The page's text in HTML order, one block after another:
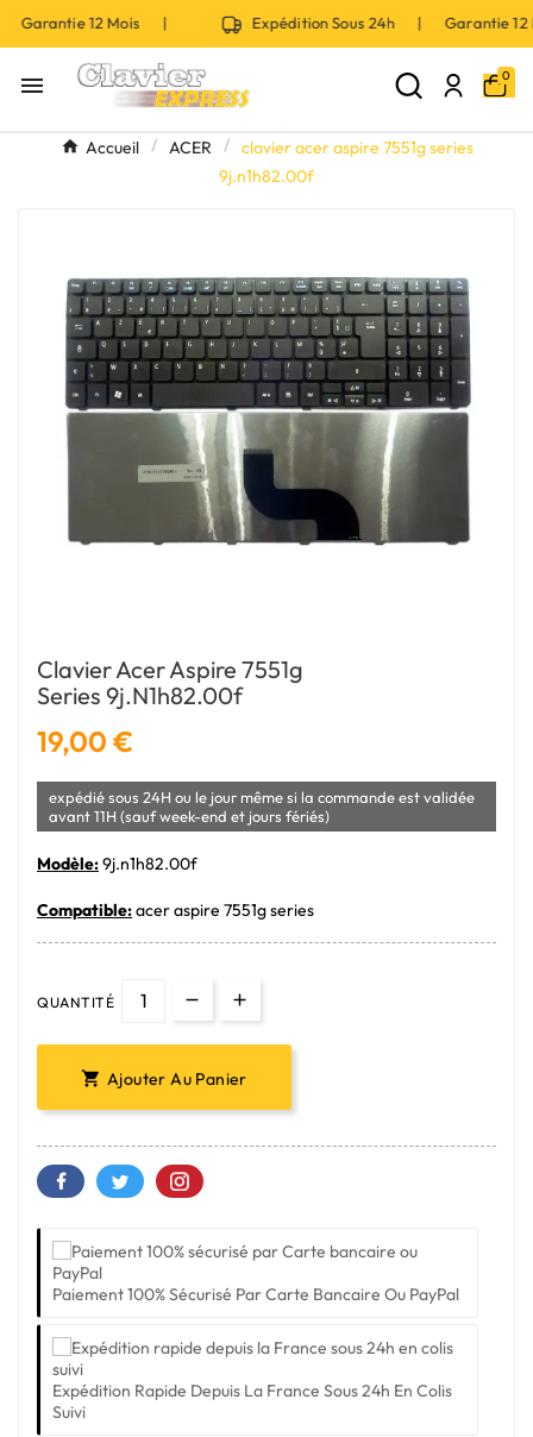
Garantie 12 Mois | Expédition Sous 24h | Garantie
 0
Accueil ACER
clavier acer aspire 7551g series
9j.n1h82.00f
Clavier Acer Aspire 7551g
Series 9j.n1h82.00f
19,00 €
expédié sous 24H ou le jour même si la commande est validée
avant 11H (sauf week-end et jours fériés)
Modèle:9j.n1h82.00f
Compatible:acer aspire 7551g series
QUANTITÉ
 Ajouter Au Panier
Paiement 100% Sécurisé Par Carte Bancaire Ou PayPal
Expédition Rapide Depuis La France Sous 24h En Colis
Suivi